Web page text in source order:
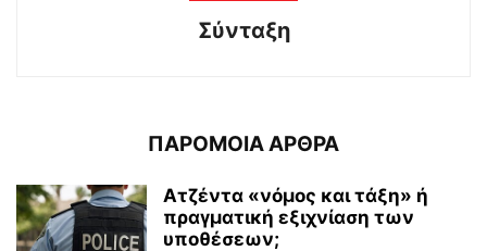
Σύνταξη
ΠΑΡΟΜΟΙΑ ΑΡΘΡΑ
Ατζέντα «νόμος και τάξη» ή
πραγματική εξιχνίαση των
υποθέσεων;